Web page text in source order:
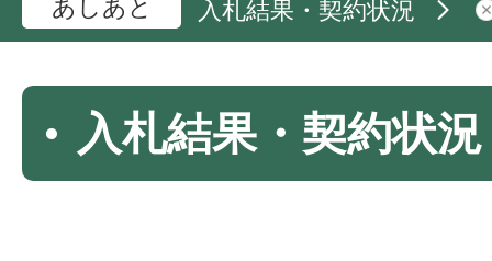
あしあと
入札結果・契約状況
入札結果・契約状況